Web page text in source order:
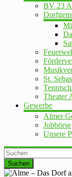
BV 23
St.
Theater
Gewerbe
Almer
Jobbörse
Unsere